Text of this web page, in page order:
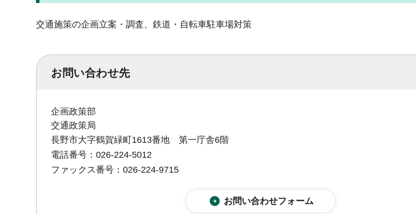
交通施策の企画立案・調査、鉄道・自転車駐車場対策
お問い合わせ先
企画政策部
交通政策局
長野市大字鶴賀緑町1613番地 第一庁舎6階
電話番号：026-224-5012
ファックス番号：026-224-9715